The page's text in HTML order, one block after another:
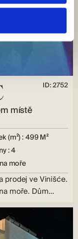
ID: 2752
místě
(m²) : 499 M²
: 4
moře
prodej ve Vinišće.
moře. Dům…